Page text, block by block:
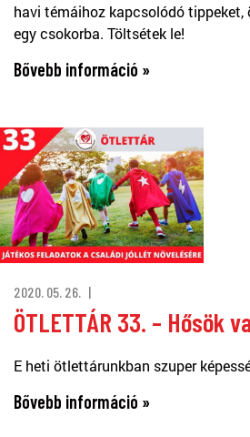
havi témáihoz kapcsolódó
egy csokorba. Töltsétek le!
Bővebb információ »
2020. 05. 26.
ÖTLETTÁR 33. – Hősök
E heti ötlettárunkban szuper
Bővebb információ »